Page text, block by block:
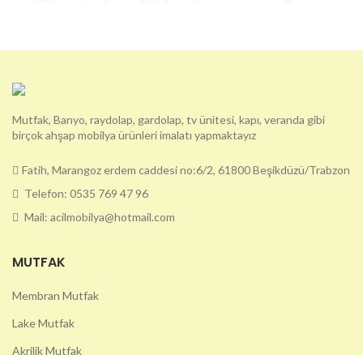
Mutfak, Banyo, raydolap, gardolap, tv ünitesi, kapı, veranda gibi
birçok ahşap mobilya ürünleri imalatı yapmaktayız
Fatih, Marangoz erdem caddesi no:6/2, 61800 Beşikdüzü/Trabzon
Telefon: 0535 769 47 96
Mail: acilmobilya@hotmail.com
MUTFAK
Membran Mutfak
Lake Mutfak
Akrilik Mutfak